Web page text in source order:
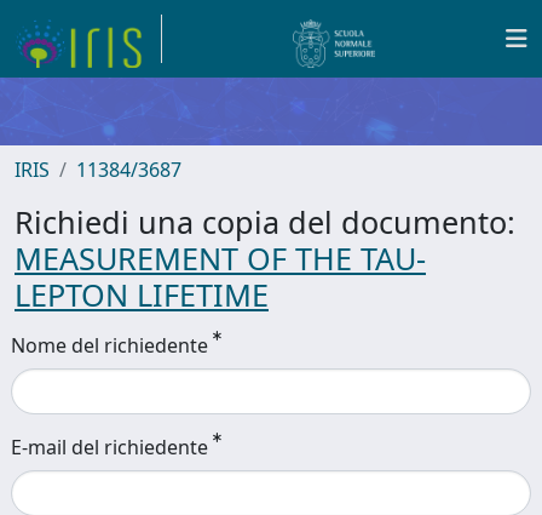
IRIS 11384/3687
Richiedi una copia del documento:
MEASUREMENT OF THE TAU-
LEPTON LIFETIME
Nome del richiedente
E-mail del richiedente